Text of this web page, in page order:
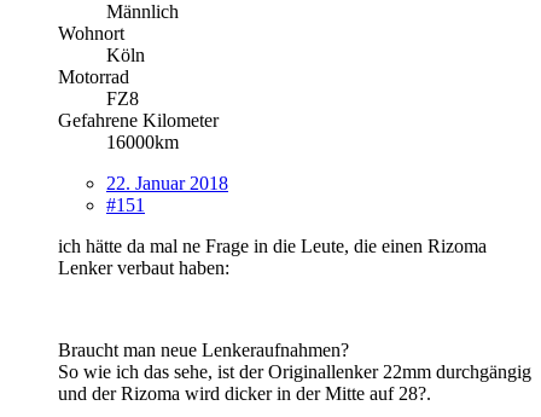
Männlich
Wohnort
Köln
Motorrad
FZ8
Gefahrene Kilometer
16000km
22. Januar 2018
#151
ich hätte da mal ne Frage in die Leute, die einen Rizoma
Lenker verbaut haben:
Braucht man neue Lenkeraufnahmen?
So wie ich das sehe, ist der Originallenker 22mm durchgängig
und der Rizoma wird dicker in der Mitte auf 28?.